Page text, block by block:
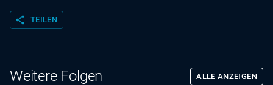
share TEILEN
Weitere Folgen ALLE ANZEIGEN